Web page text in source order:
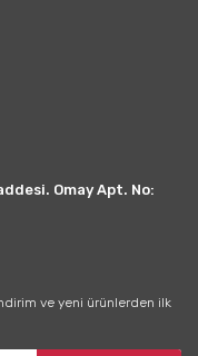
Omay Apt. No:
ve yeni ürünlerden ilk